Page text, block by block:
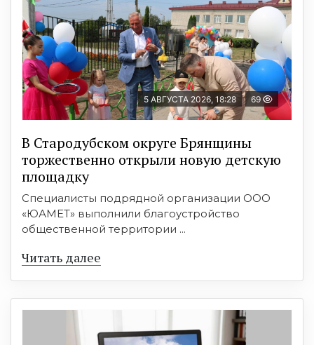
5 АВГУСТА 2026, 18:28 69
В Стародубском округе Брянщины
торжественно открыли новую детскую
площадку
Специалисты подрядной организации ООО
«ЮАМЕТ» выполнили благоустройство
общественной территории ...
Читать далее